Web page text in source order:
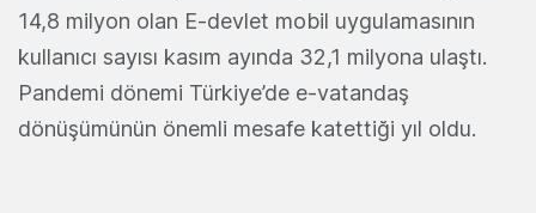
14,8 milyon olan E-devlet mobil uygulamasının
kullanıcı sayısı kasım ayında 32,1 milyona ulaştı.
Pandemi dönemi Türkiye’de e-vatandaş
dönüşümünün önemli mesafe katettiği yıl oldu.